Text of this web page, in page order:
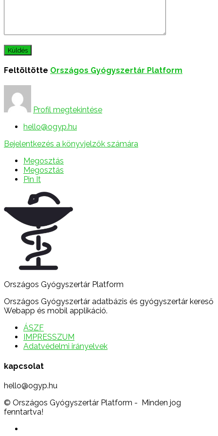
Feltöltötte Országos Gyógyszertár Platform
Profil megtekintése
hello@ogyp.hu
Bejelentkezés a könyvjelzők számára
Megosztás
Megosztás
Pin It
Országos Gyógyszertár Platform
Országos Gyógyszertár adatbázis és gyógyszertár kereső
Webapp és mobil applikáció.
ÁSZF
IMPRESSZUM
Adatvédelmi irányelvek
kapcsolat
hello@ogyp.hu
© Országos Gyógyszertár Platform - Minden jog
fenntartva!